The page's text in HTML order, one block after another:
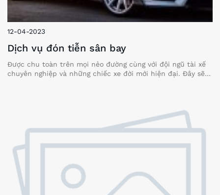
12-04-2023
Dịch vụ đón tiễn sân bay
Được chu toàn trên mọi nẻo đường cùng với đội ngũ tài xế
chuyên nghiệp và những chiếc xe đời mới hiện đại. Đây sẽ